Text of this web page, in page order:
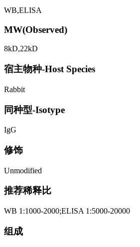
WB,ELISA
MW(Observed)
8kD,22kD
宿主物种-Host Species
Rabbit
同种型-Isotype
IgG
修饰
Unmodified
推荐稀释比
WB 1:1000-2000;ELISA 1:5000-20000
组成